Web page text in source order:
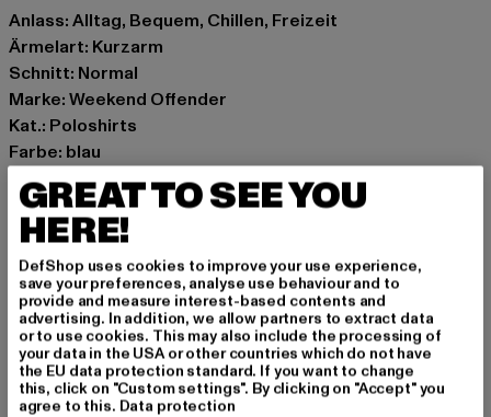
Anlass: Alltag, Bequem, Chillen, Freizeit
Ärmelart: Kurzarm
Schnitt: Normal
Marke: Weekend Offender
Kat.: Poloshirts
Farbe: blau
Hersteller Farbe: navy/clay
Materialzusammensetzung: 100% Baumwolle
Art.Nr: PO3A13-22318
Hersteller: Chusaja GmbH |office@chusaja.com
Tegernseer Landstraße 185a | 81539 München | DE
GRÖSSE & PASSFORM
GREAT TO SEE YOU
HERE!
DefShop uses cookies to improve your use experience,
save your preferences, analyse use behaviour and to
provide and measure interest-based contents and
advertising. In addition, we allow partners to extract data
or to use cookies. This may also include the processing of
your data in the USA or other countries which do not have
the EU data protection standard. If you want to change
this, click on "Custom settings". By clicking on "Accept" you
agree to this. Data protection